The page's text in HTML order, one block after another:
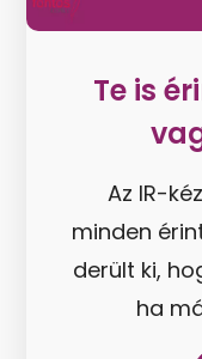
Te is
Az IR-
minden
derült ki,
ha